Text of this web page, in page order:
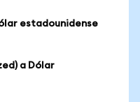
estadounidense
a Dólar